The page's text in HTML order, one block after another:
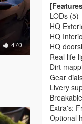
470
LODs (5)
HQ
HQ
HQ
Real life
Dirt
Gear
Livery
Extra's:
Optional